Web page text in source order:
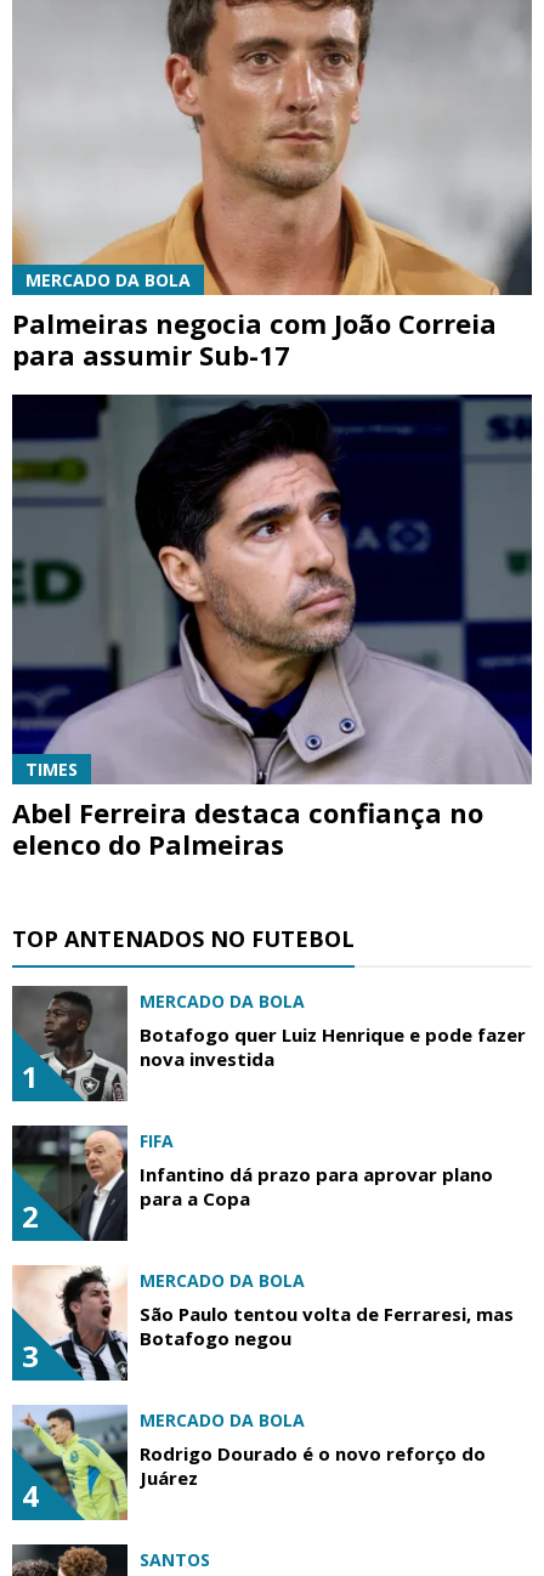
MERCADO DA BOLA
Palmeiras negocia com João Correia
para assumir Sub-17
TIMES
Abel Ferreira destaca confiança no
elenco do Palmeiras
TOP ANTENADOS NO FUTEBOL
1
MERCADO DA BOLA
Botafogo quer Luiz Henrique e pode fazer
nova investida
2
FIFA
Infantino dá prazo para aprovar plano
para a Copa
3
MERCADO DA BOLA
São Paulo tentou volta de Ferraresi, mas
Botafogo negou
4
MERCADO DA BOLA
Rodrigo Dourado é o novo reforço do
Juárez
SANTOS